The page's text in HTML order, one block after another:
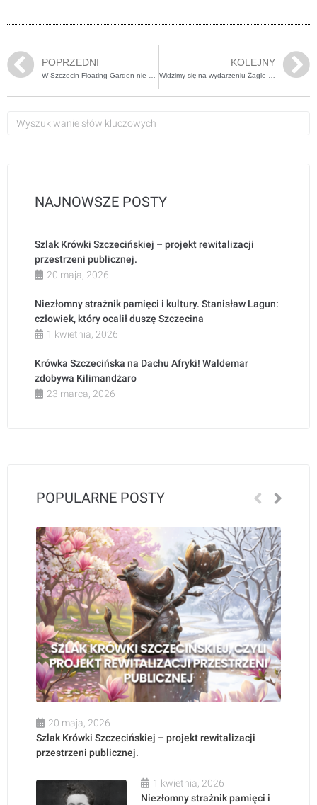
POPRZEDNI KOLEJNY
NAJNOWSZE POSTY
Szlak Krówki Szczecińskiej – projekt rewitalizacji
przestrzeni publicznej.
20 maja, 2026
Niezłomny strażnik pamięci i kultury. Stanisław Lagun:
człowiek, który ocalił duszę Szczecina
1 kwietnia, 2026
Krówka Szczecińska na Dachu Afryki! Waldemar
zdobywa Kilimandżaro
23 marca, 2026
POPULARNE POSTY
20 maja, 2026
Szlak Krówki Szczecińskiej – projekt rewitalizacji
przestrzeni publicznej.
1 kwietnia, 2026
Niezłomny strażnik pamięci i